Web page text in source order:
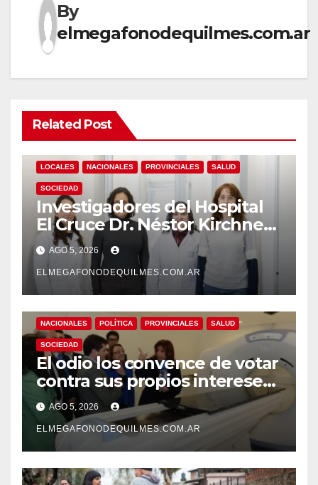
By
elmegafonodequilmes.com.ar
Related Post
LOCALES NACIONALES PROVINCIALES SALUD
SOCIEDAD
Investigadores del Hospital
El Cruce Dr. Néstor Kirchner
desarrollan un estudio
pionero sobre el
envejecimiento cerebral y las
demencias
AGO 5, 2026
ELMEGAFONODEQUILMES.COM.AR
NACIONALES POLÍTICA PROVINCIALES SALUD
SOCIEDAD
El odio los convence de votar
contra sus propios intereses.
Una Sociedad atrapada en la
grieta
AGO 5, 2026
ELMEGAFONODEQUILMES.COM.AR